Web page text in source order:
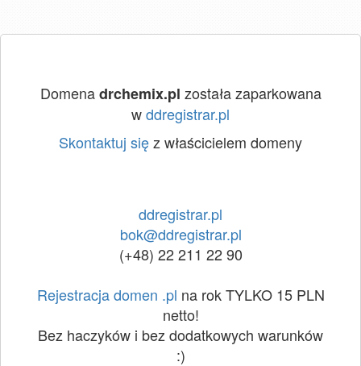
Domenadrchemix.pl została zaparkowana
wddregistrar.pl
Skontaktuj sięz właścicielem domeny
ddregistrar.pl
bok@ddregistrar.pl
(+48) 22 211 22 90
Rejestracja domen .pl na rok TYLKO 15 PLN
netto!
Bez haczyków i bez dodatkowych warunków
:)